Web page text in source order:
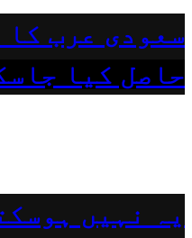
سعودی عرب
حاصل کیا
یہ نہیں